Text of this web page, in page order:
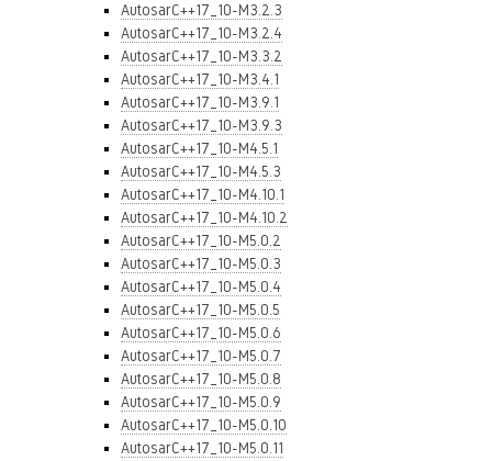
AutosarC++17_10-M3.2.3
AutosarC++17_10-M3.2.4
AutosarC++17_10-M3.3.2
AutosarC++17_10-M3.4.1
AutosarC++17_10-M3.9.1
AutosarC++17_10-M3.9.3
AutosarC++17_10-M4.5.1
AutosarC++17_10-M4.5.3
AutosarC++17_10-M4.10.1
AutosarC++17_10-M4.10.2
AutosarC++17_10-M5.0.2
AutosarC++17_10-M5.0.3
AutosarC++17_10-M5.0.4
AutosarC++17_10-M5.0.5
AutosarC++17_10-M5.0.6
AutosarC++17_10-M5.0.7
AutosarC++17_10-M5.0.8
AutosarC++17_10-M5.0.9
AutosarC++17_10-M5.0.10
AutosarC++17_10-M5.0.11